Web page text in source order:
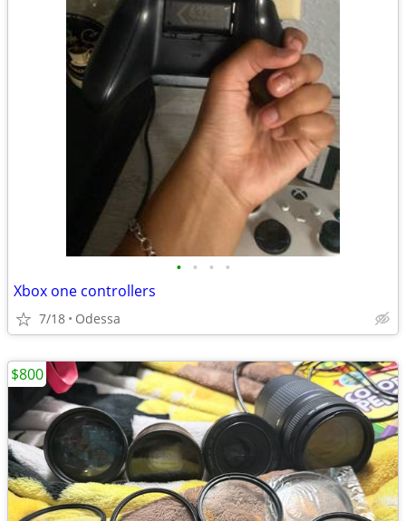
• • • •
Xbox one controllers
7/18 Odessa
$800